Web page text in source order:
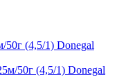
50г (4,5/1) Donegal